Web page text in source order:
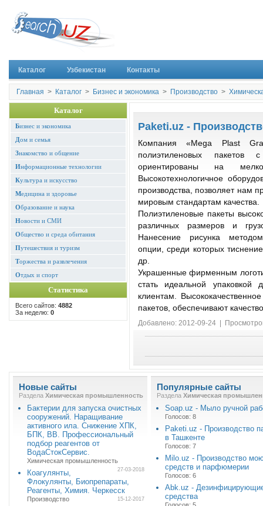
Каталог Узбекистан Контакты
Главная > Каталог > Бизнес и экономика > Производство >
Каталог
Бизнес и экономика
Дом и семья
Знакомство и общение
Информационные технологии
Культура и искусство
Медицина и здоровье
Образование и наука
Новости и СМИ
Общество и среда обитания
Путешествия и туризм
Торжества и развлечения
Отдых и спорт
Статистика
Всего сайтов: 4882
За неделю: 0
Paketi.uz -
Компания «Mega Plast
полиэтиленовых
ориентированы на
Высокотехнологичное
производства, позволяет нам
мировым стандартам качества.
Полиэтиленовые пакеты
различных размеров и
Нанесение рисунка
опции, среди которых
др.
Украшенные фирменным
стать идеальной
клиентам.
пакетов, обеспечивают
Добавлено: 2012-09-24 |
Новые сайты
Раздела Химическая промышленность
Бактерии для запуска очистных
сооружений. Наращивание
активного ила. Снижение ХПК,
БПК, ВВ. Профессиональный
подбор реагентов от
ВодаСтокСервис.
Химическая промышленность
27-03-2018
Коагулянты,
Флокулянты, Биопрепараты,
Реагенты, Химия. Черкесск
Производство 15-12-2017
Популярные сайты
Раздела Химическая
Soap.uz - Мыло ручной
Голосов: 8
Paketi.uz - Производство
в Ташкенте
Голосов: 7
Milo.uz - Производство
средств и парфюмерии
Голосов: 6
Abk.uz -
средства